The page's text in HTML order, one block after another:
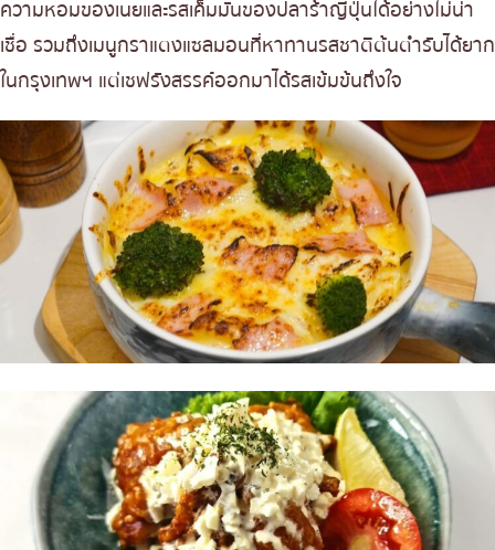
ความหอมของเนยและรสเค็มมันของปลาร้าญี่ปุ่นได้อย่างไม่น่า
เชื่อ รวมถึงเมนูกราแตงแซลมอนที่หาทานรสชาติต้นตำรับได้ยาก
ในกรุงเทพฯ แต่เชฟรังสรรค์ออกมาได้รสเข้มข้นถึงใจ